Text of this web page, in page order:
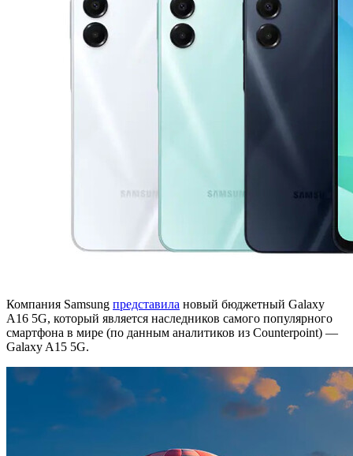
Компания Samsung представила новый бюджетный Galaxy
A16 5G, который является наследников самого популярного
смартфона в мире (по данным аналитиков из Counterpoint) —
Galaxy A15 5G.